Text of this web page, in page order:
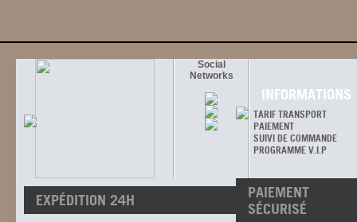
Social
Networks
INFORMATIONS
TARIF TRANSPORT
PAIEMENT
SUIVI DE COMMANDE
PROGRAMME V.I.P
EXPÉDITION 24H
PAIEMENT
SÉCURISÉ